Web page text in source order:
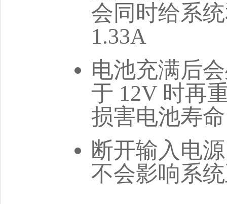
会同时给系
1.33A
电池充满后
于 12V 时再
损害电池寿命
断开输入电
不会影响系